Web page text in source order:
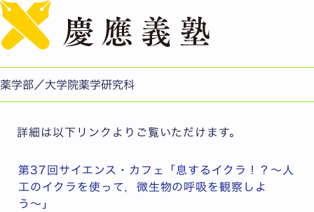
薬学部／大学院薬学研究科
第37回サイエンス・カフェ「息するイクラ！？〜人工のイ
薬学部/薬学研究科
詳細は以下リンクよりご覧いただけます。
第37回サイエンス・カフェ「息するイクラ！？〜人
工のイクラを使って，微生物の呼吸を観察しよ
う〜」